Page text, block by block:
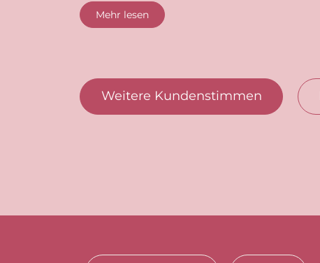
Mehr lesen
Weitere Kundenstimmen